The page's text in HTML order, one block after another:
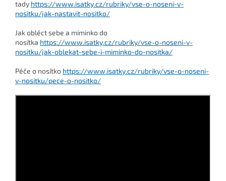
tady https://www.isatky.cz/rubriky/vse-o-noseni-v-
nositku/jak-nastavit-nositko/
Jak obléct sebe a miminko do
nosítka https://www.isatky.cz/rubriky/vse-o-noseni-v-
nositku/jak-oblekat-sebe-i-miminko-do-nositka/
Péče o nosítko https://www.isatky.cz/rubriky/vse-o-noseni-
v-nositku/pece-o-nositko/